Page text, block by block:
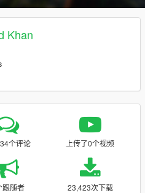
Khan
个评论 上传了0个视频
跟随者 23,423次下载